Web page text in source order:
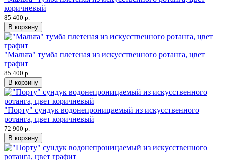
коричневый
85 400 р.
В корзину
"Мальта" тумба плетеная из искусственного ротанга, цвет
графит
85 400 р.
В корзину
"Порту" сундук водонепроницаемый из искусственного
ротанга, цвет коричневый
72 900 р.
В корзину